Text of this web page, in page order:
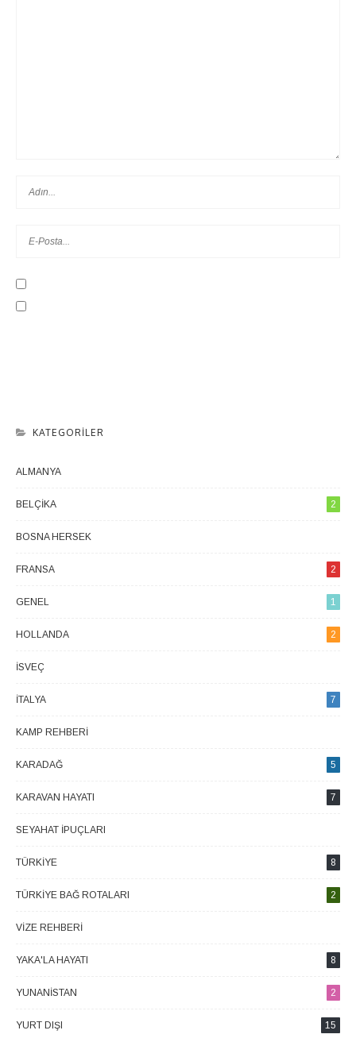
KATEGORILER
ALMANYA
BELÇIKA 2
BOSNA HERSEK
FRANSA 2
GENEL 1
HOLLANDA 2
İSVEÇ
İTALYA 7
KAMP REHBERI
KARADAĞ 5
KARAVAN HAYATI 7
SEYAHAT İPUÇLARI
TÜRKIYE 8
TÜRKIYE BAĞ ROTALARI 2
VIZE REHBERI
YAKA'LA HAYATI 8
YUNANISTAN 2
YURT DIŞI 15